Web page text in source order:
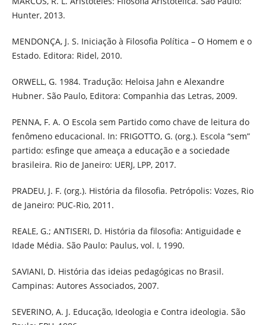
Hunter, 2013.
MENDONÇA, J. S. Iniciação à Filosofia Política – O Homem e o
Estado. Editora: Ridel, 2010.
ORWELL, G. 1984. Tradução: Heloisa Jahn e Alexandre
Hubner. São Paulo, Editora: Companhia das Letras, 2009.
PENNA, F. A. O Escola sem Partido como chave de leitura do
fenômeno educacional. In: FRIGOTTO, G. (org.). Escola “sem”
partido: esfinge que ameaça a educação e a sociedade
brasileira. Rio de Janeiro: UERJ, LPP, 2017.
PRADEU, J. F. (org.). História da filosofia. Petrópolis: Vozes, Rio
de Janeiro: PUC-Rio, 2011.
REALE, G.; ANTISERI, D. História da filosofia: Antiguidade e
Idade Média. São Paulo: Paulus, vol. I, 1990.
SAVIANI, D. História das ideias pedagógicas no Brasil.
Campinas: Autores Associados, 2007.
SEVERINO, A. J. Educação, Ideologia e Contra ideologia. São